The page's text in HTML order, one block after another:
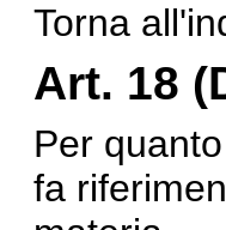
Torna
Art. 18
Per
fa